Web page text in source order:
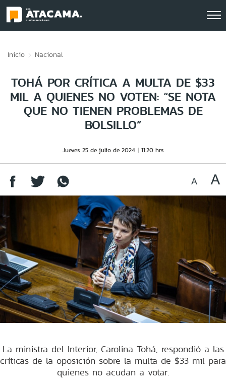
Inicio Nacional
TOHÁ POR CRÍTICA A MULTA DE $33
MIL A QUIENES NO VOTEN: “SE NOTA
QUE NO TIENEN PROBLEMAS DE
BOLSILLO”
Jueves 25 de julio de 2024 11:20 hrs
La ministra del Interior, Carolina Tohá, respondió a las
críticas de la oposición sobre la multa de $33 mil para
quienes no acudan a votar.